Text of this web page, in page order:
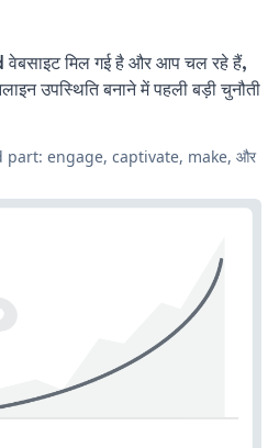
मिल गई है और आप चल रहे हैं,
उपस्थिति बनाने में पहली बड़ी चुनौती
part: engage, captivate, make, और